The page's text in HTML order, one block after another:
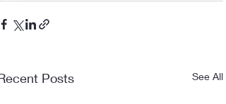
Posts See All